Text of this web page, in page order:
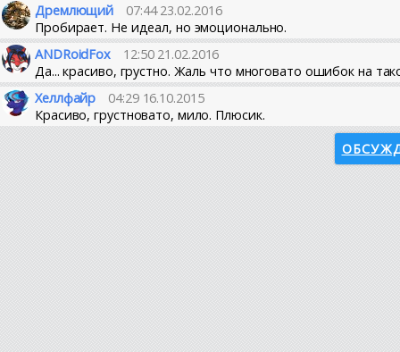
Дремлющий
07:44 23.02.2016
Пробирает. Не идеал, но эмоционально.
ANDRoidFox
12:50 21.02.2016
Да... красиво, грустно. Жаль что многовато ошибок на
Хеллфайр
04:29 16.10.2015
Красиво, грустновато, мило. Плюсик.